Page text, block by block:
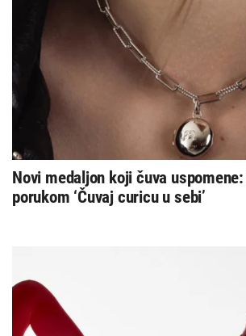
Novi medaljon koji čuva
porukom ‘Čuvaj curicu u sebi’